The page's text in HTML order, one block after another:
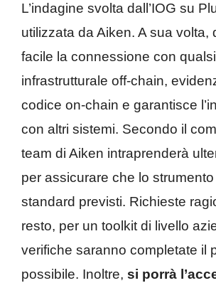
L’indagine svolta dall’IOG su
utilizzata da Aiken. A sua volta,
facile la connessione con
infrastrutturale off-chain,
codice on-chain e garantisce
con altri sistemi. Secondo il
team di Aiken intraprenderà
per assicurare che lo
standard previsti. Richieste
resto, per un toolkit di livello
verifiche saranno completate il
possibile. Inoltre, si porrà